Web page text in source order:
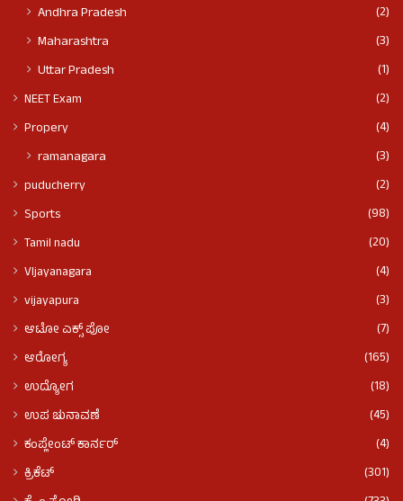
Andhra Pradesh
(2)
Maharashtra
(3)
Uttar Pradesh
(1)
NEET Exam
(2)
Propery
(4)
ramanagara (3)
puducherry
(2)
Sports
(98)
Tamil nadu
(20)
VIjayanagara
(4)
vijayapura
(3)
ಆಟೋ ಎಕ್ಸ್ ಪೋ
(7)
ಆರೋಗ್ಯ
(165)
ಉದ್ಯೋಗ
(18)
ಉಪ ಚುನಾವಣೆ
(45)
ಕಂಪ್ಲೇಂಟ್ ಕಾರ್ನರ್
(4)
ಕ್ರಿಕೆಟ್
(301)